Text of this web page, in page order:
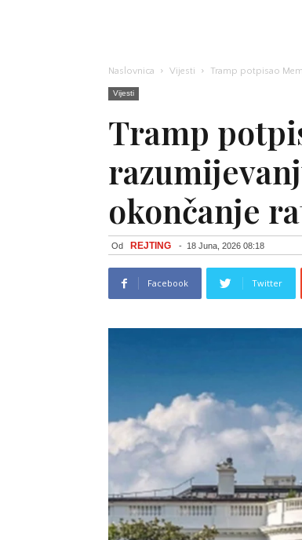
Naslovnica Vijesti Tramp potpisao
Vijesti
Tramp
okončanje
Od REJTING - 18 Juna, 2026 08:18
Facebook Twitter